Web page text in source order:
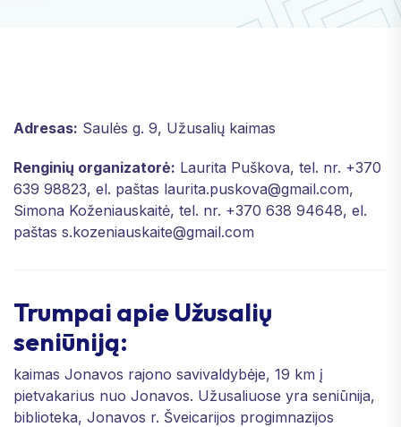
Adresas: Saulės g. 9, Užusalių kaimas
Renginių organizatorė: Laurita Puškova, tel. nr. +370
639 98823, el. paštas laurita.puskova@gmail.com,
Simona Koženiauskaitė, tel. nr. +370 638 94648, el.
paštas s.kozeniauskaite@gmail.com
Trumpai apie Užusalių
seniūniją:
kaimas Jonavos rajono savivaldybėje, 19 km į
pietvakarius nuo Jonavos. Užusaliuose yra seniūnija,
biblioteka, Jonavos r. Šveicarijos progimnazijos